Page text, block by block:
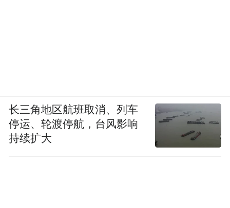
长三角地区航班取消、列车
停运、轮渡停航，台风影响
持续扩大